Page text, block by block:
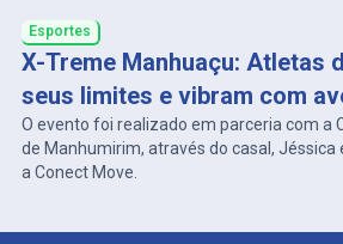
Esportes
X-Treme Manhuaçu: Atletas
seus limites e vibram com
O evento foi realizado em parceria com a
de Manhumirim, através do casal, Jéssica
a Conect Move.